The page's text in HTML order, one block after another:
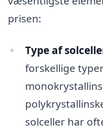
prisen:
Type af
forskellige
solceller har